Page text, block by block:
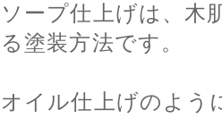
ソープ仕上げは、木
る塗装方法です。
オイル仕上げのよう